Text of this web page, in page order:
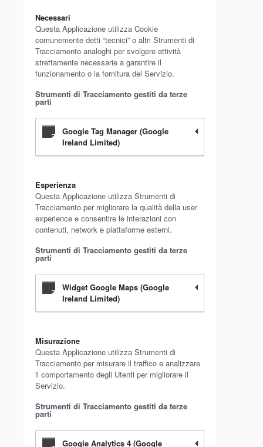
Necessari
Questa Applicazione utilizza Cookie
comunemente detti “tecnici” o altri Strumenti di
Tracciamento analoghi per svolgere attività
strettamente necessarie a garantire il
funzionamento o la fornitura del Servizio.
Strumenti di Tracciamento gestiti da terze
parti
Google Tag Manager (Google
Ireland Limited)
Esperienza
Questa Applicazione utilizza Strumenti di
Tracciamento per migliorare la qualità della user
experience e consentire le interazioni con
contenuti, network e piattaforme esterni.
Strumenti di Tracciamento gestiti da terze
parti
Widget Google Maps (Google
Ireland Limited)
Misurazione
Questa Applicazione utilizza Strumenti di
Tracciamento per misurare il traffico e analizzare
il comportamento degli Utenti per migliorare il
Servizio.
Strumenti di Tracciamento gestiti da terze
parti
Google Analytics 4 (Google